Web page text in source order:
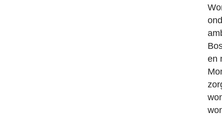
en